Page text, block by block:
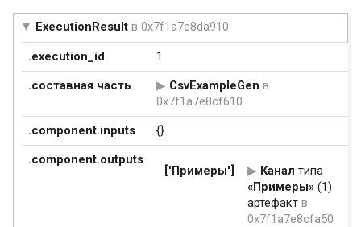
ExecutionResult в 0x7f1a7e8da910
.execution_id
1
.составная часть
CsvExampleGen в
0x7f1a7e8cf610
.component.inputs
{}
.component.outputs
['Примеры'] Канал типа
«Примеры» (1)
артефакт в
0x7f1a7e8cfa50